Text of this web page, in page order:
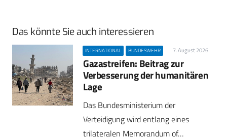
Das könnte Sie auch interessieren
INTERNATIONAL BUNDESWEHR 7. August 2026
Gazastreifen: Beitrag zur
Verbesserung der humanitären
Lage
Das Bundesministerium der
Verteidigung wird entlang eines
trilateralen Memorandum of…